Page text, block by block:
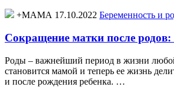
+МАМА 17.10.2022 Беременность и
Сокращение матки после
Роды – важнейший период в жизни
становится мамой и теперь ее жизнь
и после рождения ребенка. …